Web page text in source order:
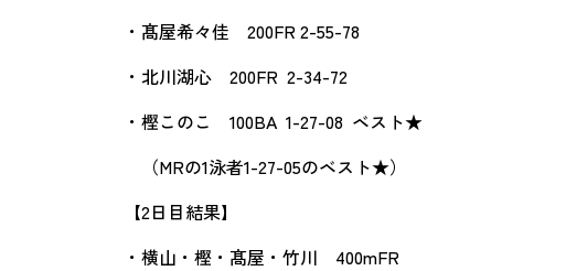
・髙屋希々佳 200FR 2-55-78
・北川湖心 200FR 2-34-72
・樫このこ 100BA 1-27-08 ベスト★
（MRの1泳者1-27-05のベスト★）
【2日目結果】
・横山・樫・髙屋・竹川 400mFR